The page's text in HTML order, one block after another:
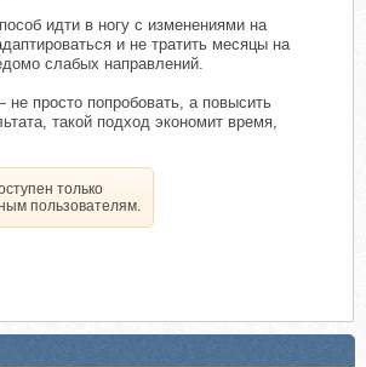
идти в ногу с изменениями на
и не тратить месяцы на
слабых направлений.
просто попробовать, а повысить
такой подход экономит время,
только
пользователям.